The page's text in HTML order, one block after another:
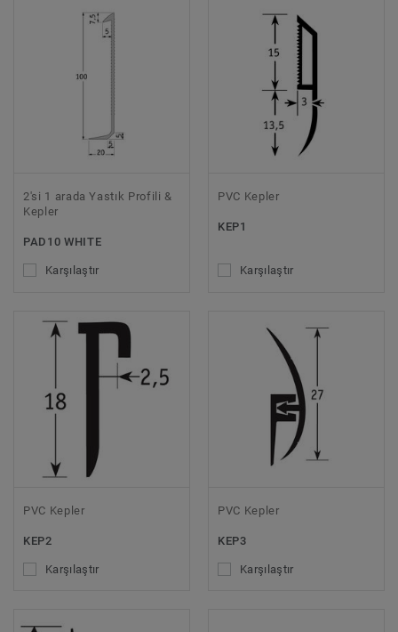
2'si 1 arada Yastık Profili &
Kepler
PAD10 WHITE
Karşılaştır
PVC Kepler
KEP1
Karşılaştır
PVC Kepler
KEP2
Karşılaştır
PVC Kepler
KEP3
Karşılaştır